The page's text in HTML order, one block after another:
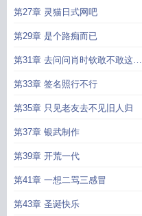
的小学作业本
第27章 灵猫日式网吧
第29章 是个路痴而已
第31章 去问问肖时钦敢不敢这么
打
第33章 签名照行不行
第35章 只见老友去不见旧人归
第37章 银武制作
第39章 开荒一代
第41章 一想二骂三感冒
第43章 圣诞快乐